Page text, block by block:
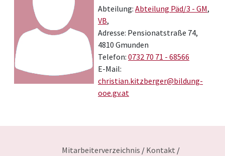
Abteilung: Abteilung Päd/3 - GM,
VB,
Adresse: Pensionatstraße 74,
4810 Gmunden
Telefon: 0732 70 71 - 68566
E-Mail:
christian.kitzberger@bildung-
ooe.gv.at
Mitarbeiterverzeichnis / Kontakt /